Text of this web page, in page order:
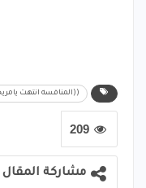
((المنافسه انتهت
209
مشاركة المقال